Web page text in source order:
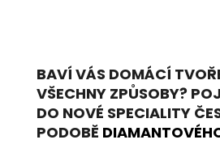
BAVÍ VÁS DOMÁCÍ
VŠECHNY ZPŮSOBY?
DO NOVÉ SPECIALITY
PODOBĚ